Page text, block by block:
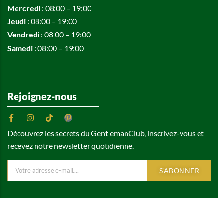
Mercredi : 08:00 – 19:00
Jeudi : 08:00 – 19:00
Vendredi : 08:00 – 19:00
Samedi : 08:00 – 19:00
Rejoignez-nous
Découvrez les secrets du GentlemanClub, inscrivez-vous et
recevez notre newsletter quotidienne.
S'ABONNER